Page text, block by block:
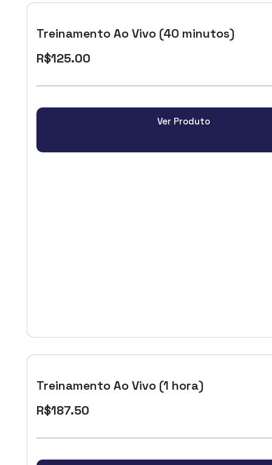
Treinamento Ao Vivo (40 minutos)
R$125.00
Ver Produto
Treinamento Ao Vivo (1 hora)
R$187.50